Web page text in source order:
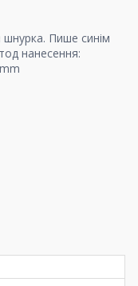
шнурка. Пише синім
нанесення: